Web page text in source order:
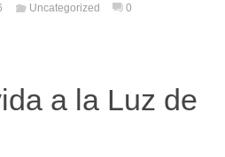
Uncategorized 0
a la Luz de